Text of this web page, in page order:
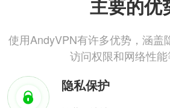
主要的优
使用AndyVPN有许多优势，涵盖
访问权限和网络性
隐私保护